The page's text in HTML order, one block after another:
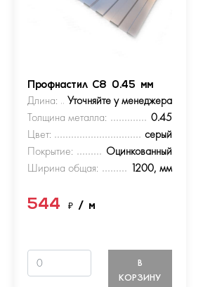
Профнастил С8 0.45 мм
Длина:
Уточняйте у менеджера
Толщина металла:
0.45
Цвет:
серый
Покрытие:
Оцинкованный
Ширина общая:
1200, мм
544 ₽ / м
В
КОРЗИНУ